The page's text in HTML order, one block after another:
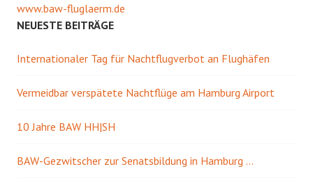
www.baw-fluglaerm.de
NEUESTE BEITRÄGE
Internationaler Tag für Nachtflugverbot an Flughäfen
Vermeidbar verspätete Nachtflüge am Hamburg Airport
10 Jahre BAW HH|SH
BAW-Gezwitscher zur Senatsbildung in Hamburg …